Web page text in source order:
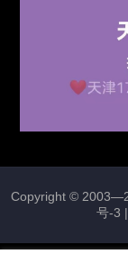
Copyright ©
号-3 |